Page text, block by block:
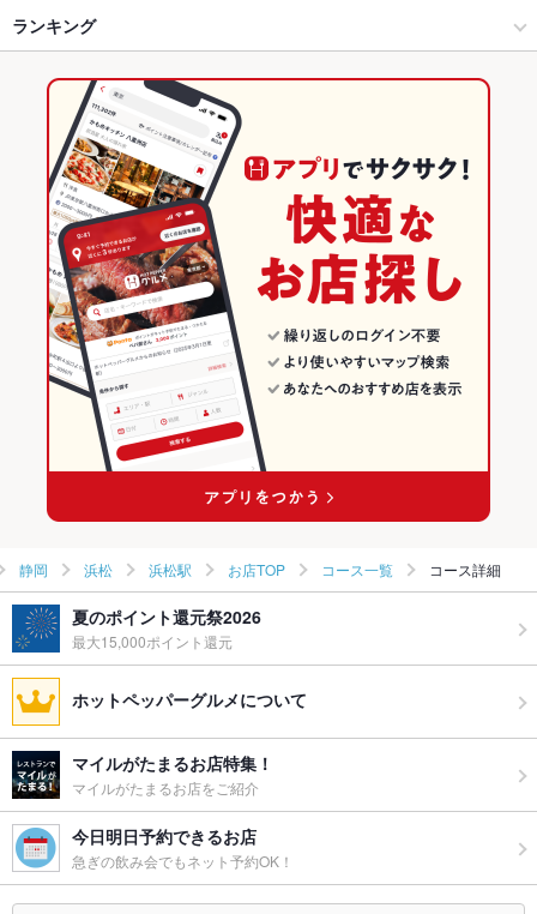
浜松 × イタリアン
第一通り駅 × イタリアン・フレンチ
第一通り駅 × イタリアン
居酒屋
浜松 × 居酒屋
浜松 × 創作
第一通り駅 × 居酒屋
第一通り駅 × 創作
浜松駅 × イタリアン
浜松駅 × 居酒屋
浜松駅 × 創作
静岡 × イタリアン・フレンチ
静岡 × イタリアン
静岡 × 居酒屋
静岡 × 創作
第一通り駅
浜松駅
馬刺し 魚料理
ランキング
静岡のグルメランキング
静岡のイタリアン・フレンチランキング
静岡のイタリアンランキング
浜松のグルメランキング
浜松のイタリアン・フレンチランキング
浜松のイタリアンランキング
浜松駅のグルメランキング
浜松駅のイタリアン・フレンチランキング
浜松駅のイタリアンランキング
静岡 浜松 浜松駅 お店TOP コース一覧 コース詳細
夏のポイント還元祭2026
最大15,000ポイント還元
ホットペッパーグルメについて
マイルがたまるお店特集！
マイルがたまるお店をご紹介
今日明日予約できるお店
急ぎの飲み会でもネット予約OK！